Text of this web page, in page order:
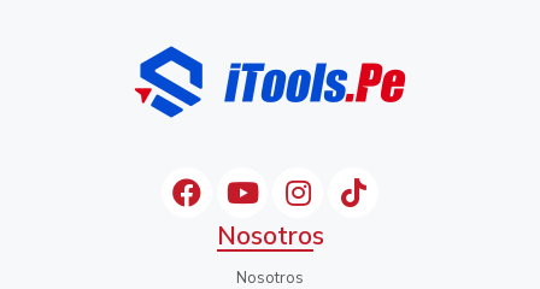
Nosotros
Nosotros